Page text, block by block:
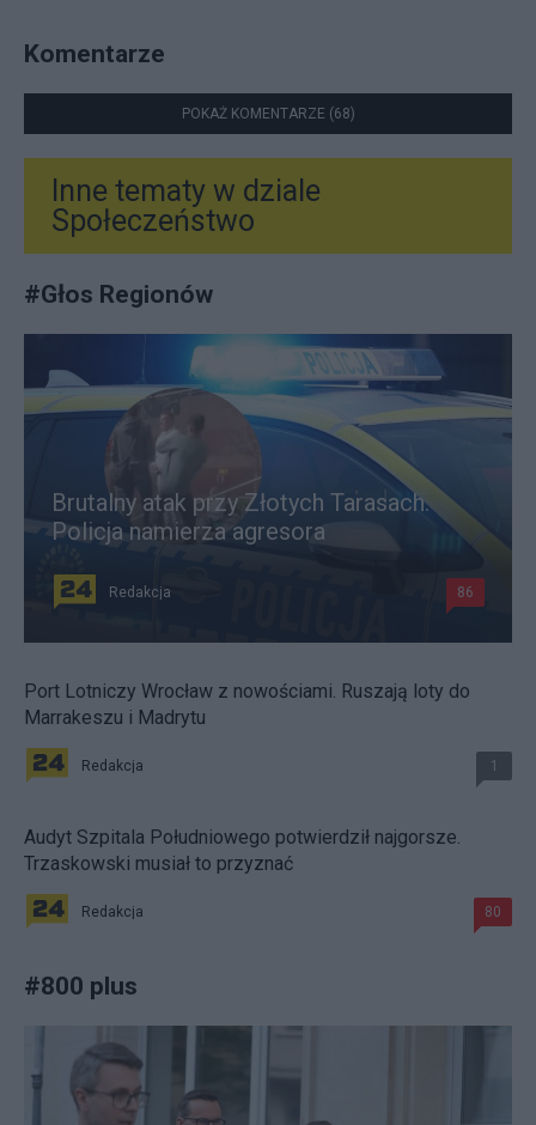
Komentarze
POKAŻ KOMENTARZE (68)
Inne tematy w dziale
Społeczeństwo
#Głos Regionów
Brutalny atak przy Złotych Tarasach.
Policja namierza agresora
Redakcja 86
Port Lotniczy Wrocław z nowościami. Ruszają loty do
Marrakeszu i Madrytu
Redakcja 1
Audyt Szpitala Południowego potwierdził najgorsze.
Trzaskowski musiał to przyznać
Redakcja 80
#800 plus